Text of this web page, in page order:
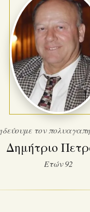
τον
Δημήτριο
Ετών 92